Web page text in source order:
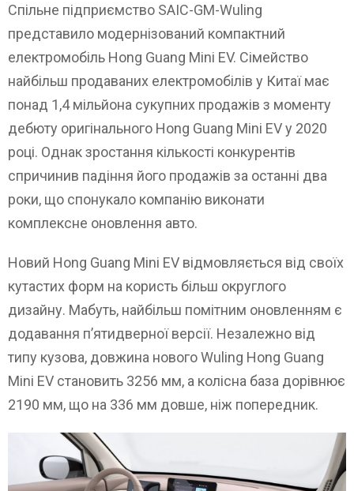
Спільне підприємство SAIC-GM-Wuling
представило модернізований компактний
електромобіль Hong Guang Mini EV. Сімейство
найбільш продаваних електромобілів у Китаї має
понад 1,4 мільйона сукупних продажів з моменту
дебюту оригінального Hong Guang Mini EV у 2020
році. Однак зростання кількості конкурентів
спричинив падіння його продажів за останні два
роки, що спонукало компанію виконати
комплексне оновлення авто.
Новий Hong Guang Mini EV відмовляється від своїх
кутастих форм на користь більш округлого
дизайну. Мабуть, найбільш помітним оновленням є
додавання п’ятидверної версії. Незалежно від
типу кузова, довжина нового Wuling Hong Guang
Mini EV становить 3256 мм, а колісна база дорівнює
2190 мм, що на 336 мм довше, ніж попередник.